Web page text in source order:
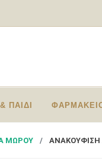
ΠΑΙΔΙ
ΜΩΡΟΥ ΑΝΑΚΟΥΦΙΣΗ